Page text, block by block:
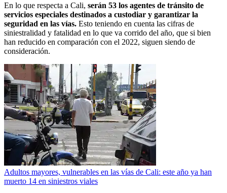
En lo que respecta a Cali, serán 53 los agentes de tránsito de
servicios especiales destinados a custodiar y garantizar la
seguridad en las vías. Esto teniendo en cuenta las cifras de
siniestralidad y fatalidad en lo que va corrido del año, que si bien
han reducido en comparación con el 2022, siguen siendo de
consideración.
Adultos mayores, vulnerables en las vías de Cali: este año ya han
muerto 14 en siniestros viales